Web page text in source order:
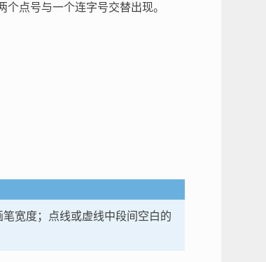
个点号与一个连字号交替出现。
笔宽度；点线或虚线中段间空白的